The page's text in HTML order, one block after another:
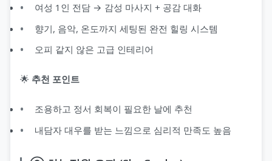
여성 1인 전담 → 감성 마사지 + 공감 대화
향기, 음악, 온도까지 세팅된 완전 힐링 시스템
오피 같지 않은 고급 인테리어
🌟 추천 포인트
조용하고 정서 회복이 필요한 날에 추천
내담자 대우를 받는 느낌으로 심리적 만족도 높음